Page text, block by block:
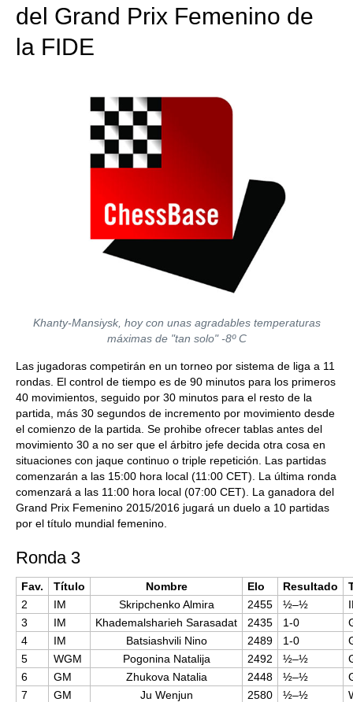
del Grand Prix Femenino de
la FIDE
Khanty-Mansiysk, hoy con unas agradables temperaturas
máximas de "tan solo" -8º C
Las jugadoras competirán en un torneo por sistema de liga a 11
rondas. El control de tiempo es de 90 minutos para los primeros
40 movimientos, seguido por 30 minutos para el resto de la
partida, más 30 segundos de incremento por movimiento desde
el comienzo de la partida. Se prohibe ofrecer tablas antes del
movimiento 30 a no ser que el árbitro jefe decida otra cosa en
situaciones con jaque continuo o triple repetición. Las partidas
comenzarán a las 15:00 hora local (11:00 CET). La última ronda
comenzará a las 11:00 hora local (07:00 CET). La ganadora del
Grand Prix Femenino 2015/2016 jugará un duelo a 10 partidas
por el título mundial femenino.
Ronda 3
Fav. Título Nombre Elo Resultado
2
IM Skripchenko Almira 2455 ½–½
3
IM Khademalsharieh Sarasadat 2435 1-0
4
IM Batsiashvili Nino 2489 1-0
5
WGM Pogonina Natalija 2492 ½–½
6
GM Zhukova Natalia 2448 ½–½
7
GM Ju Wenjun 2580 ½–½